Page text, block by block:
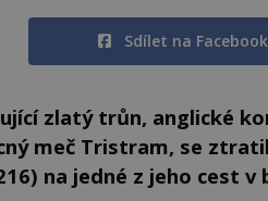
Sdílet na
zlatý trůn, anglické
meč Tristram, se
na jedné z jeho cest